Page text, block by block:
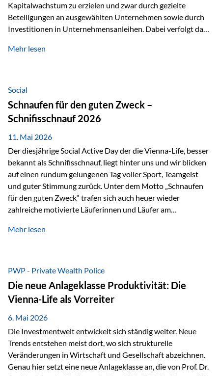
Kapitalwachstum zu erzielen und zwar durch gezielte
Beteiligungen an ausgewählten Unternehmen sowie durch
Investitionen in Unternehmensanleihen. Dabei verfolgt das
Marktbewegungen stehen im Fokus, sondern die
innerhalb der Private Wealth Police der Vienna-Life steht
der Oculus Value Capital Fund für einen langfristig
orientierten Value-Investing-Ansatz mit Fokus auf
fundamentale Unternehmensanalyse und nachhaltige
Wertentwicklung. Der Investmentansatz: Value Investing
mit Weitblick Im Zentrum steht ein…
Mehr lesen
Social
Schnaufen für den guten Zweck –
Schnifisschnauf 2026
11. Mai 2026
Der diesjährige Social Active Day der die Vienna-Life, besser
bekannt als Schnifisschnauf, liegt hinter uns und wir blicken
auf einen rundum gelungenen Tag voller Sport, Teamgeist
und guter Stimmung zurück. Unter dem Motto „Schnaufen
für den guten Zweck“ trafen sich auch heuer wieder
zahlreiche motivierte Läuferinnen und Läufer am
Höchstleistungen für einen guten Zweck zu erbringen. Mit
Mäder gesammelt werden konnten. Die anspruchsvolle
Strecke mit rund 4,8 Kilometern und 680 Höhenmetern
stellte die Teilnehmerinnen und Teilnehmer vor eine
sportliche Herausforderung. Doch…
Mehr lesen
PWP - Private Wealth Police
Die neue Anlageklasse Produktivität: Die
Vienna-Life als Vorreiter
6. Mai 2026
Die Investmentwelt entwickelt sich ständig weiter. Neue
Trends entstehen meist dort, wo sich strukturelle
Veränderungen in Wirtschaft und Gesellschaft abzeichnen.
Genau hier setzt eine neue Anlageklasse an, die von Prof. Dr.